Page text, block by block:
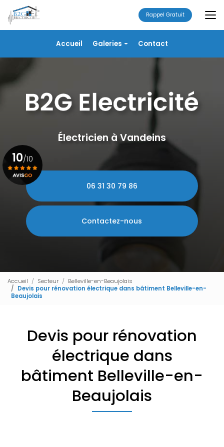
au
contenu
principal
Accueil Galeries
Chauffage/VMC
Portails
Contact
Rappel Gratuit
Électricien à Vandeins
06 31 30 79 86
Contactez-nous
10/10
Voir le certificat
Accueil Secteur
Belleville-en-Beaujolais
Devis pour rénovation électrique dans bâtiment Belleville-en-
Beaujolais
Devis pour rénovation
électrique dans
bâtiment Belleville-en-
Beaujolais